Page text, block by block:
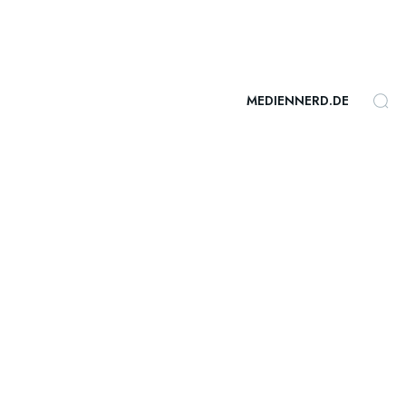
MEDIENNERD.DE